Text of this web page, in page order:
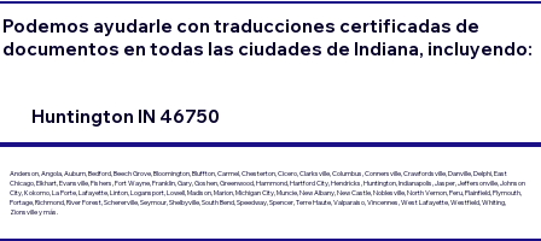
Podemos ayudarle con traducciones certificadas de
documentos en todas las ciudades de Indiana, incluyendo:
Huntington IN 46750
Anderson, Angola, Auburn, Bedford, Beech Grove, Bloomington, Bluffton, Carmel, Chesterton, Cicero, Clarksville, Columbus, Connersville, Crawfordsville, Danville, Delphi, East
Chicago, Elkhart, Evansville, Fishers, Fort Wayne, Franklin, Gary, Goshen, Greenwood, Hammond, Hartford City, Hendricks, Huntington, Indianapolis, Jasper, Jeffersonville, Johnson
City, Kokomo, La Porte, Lafayette, Linton, Logansport, Lowell, Madison, Marion, Michigan City, Muncie, New Albany, New Castle, Noblesville, North Vernon, Peru, Plainfield, Plymouth,
Portage, Richmond, River Forest, Schererville, Seymour, Shelbyville, South Bend, Speedway, Spencer, Terre Haute, Valparaiso, Vincennes, West Lafayette, Westfield, Whiting,
Zionsville y más.